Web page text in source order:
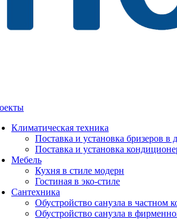
Климатическая техника
Поставка и установка бризеров в
Поставка и установка
Мебель
Кухня в стиле модерн
Гостиная в эко-стиле
Сантехника
Обустройство санузла в частном
Обустройство санузла в